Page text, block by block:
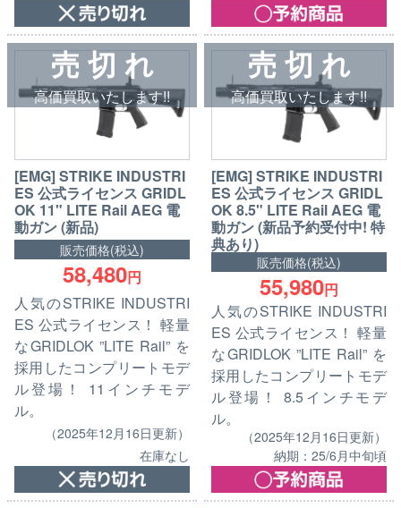
売 切 れ
高価買取いたします!!
[EMG] STRIKE INDUSTRI
ES 公式ライセンス GRIDL
OK 11" LITE Rail AEG 電
動ガン (新品)
販売価格(税込)
58,480円
人気のSTRIKE INDUSTRI
ES 公式ライセンス！ 軽量
なGRIDLOK ”LITE Rail” を
採用したコンプリートモデ
ル登場！ 11インチモデ
ル。
（2025年12月16日更新）
在庫なし
売 切 れ
高価買取いたします!!
[EMG] STRIKE INDUSTRI
ES 公式ライセンス GRIDL
OK 8.5" LITE Rail AEG 電
動ガン (新品予約受付中! 特
典あり)
販売価格(税込)
55,980円
人気のSTRIKE INDUSTRI
ES 公式ライセンス！ 軽量
なGRIDLOK ”LITE Rail” を
採用したコンプリートモデ
ル登場！ 8.5インチモデ
ル。
（2025年12月16日更新）
納期：25/6月中旬頃